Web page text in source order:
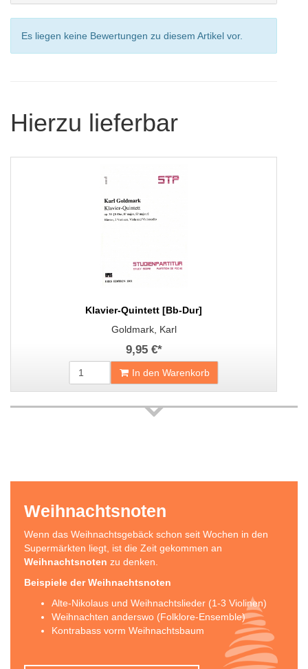
Es liegen keine Bewertungen zu diesem Artikel vor.
Hierzu lieferbar
Klavier-Quintett [Bb-Dur]
Goldmark, Karl
9,95 €*
In den Warenkorb
Weihnachtsnoten
Wenn das Weihnachtsgebäck schon seit Wochen in den
Supermärkten liegt, ist die Zeit gekommen an
Weihnachtsnoten zu denken.
Beispiele der Weihnachtsnoten
Alte-Nikolaus und Weihnachtslieder (1-3 Violinen)
Weihnachten anderswo (Folklore-Ensemble)
Kontrabass vorm Weihnachtsbaum